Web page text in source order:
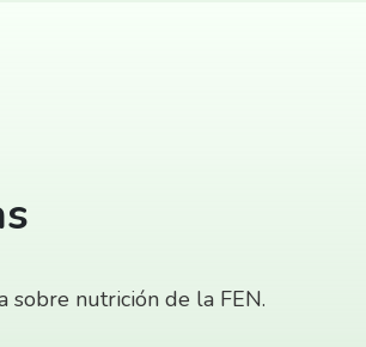
sobre nutrición de la FEN.